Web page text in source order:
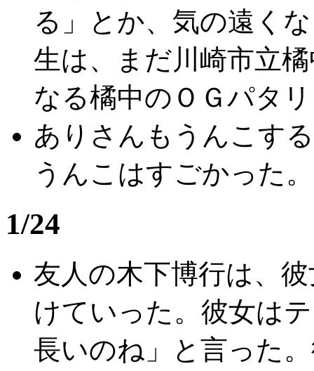
る」とか、気の遠く
生は、まだ川崎市立
なる橘中のＯＧパタ
ありさんもうんこす
うんこはすごかった
1/24
友人の木下博行は、
けていった。彼女は
長いのね」と言った